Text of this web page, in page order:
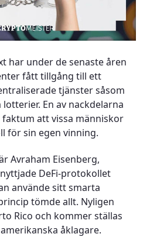
har under de senaste åren
fått tillgång till ett
tjänster såsom
En av nackdelarna
att vissa människor
för sin egen vinning.
Avraham Eisenberg,
DeFi-protokollet
använde sitt smarta
tömde allt. Nyligen
Rico och kommer ställas
åklagare.